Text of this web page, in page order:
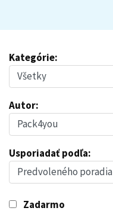
Kategórie:
Autor:
Usporiadať podľa:
Zadarmo